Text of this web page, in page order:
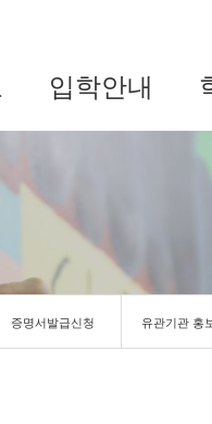
입학안내
증명서발급신청 유관기관 홍